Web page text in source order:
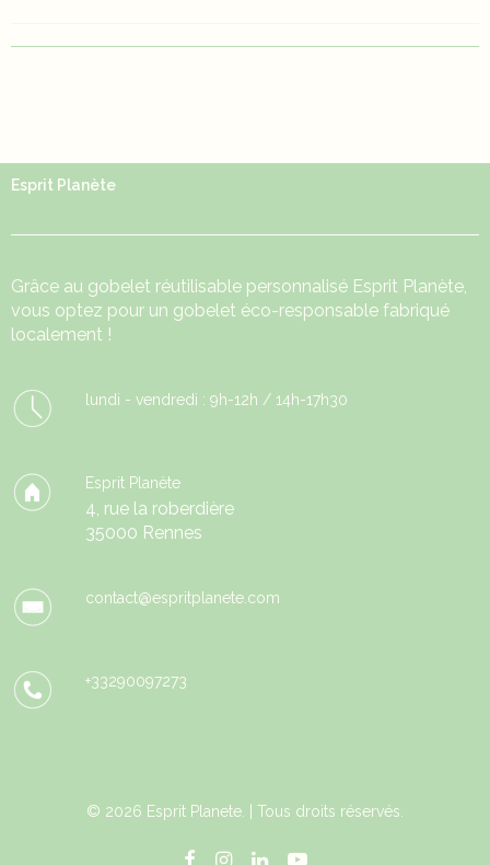
Esprit Planète
Grâce au gobelet réutilisable personnalisé Esprit Planète,
vous optez pour un gobelet éco-responsable fabriqué
localement !
lundi - vendredi : 9h-12h / 14h-17h30
Esprit Planète
4, rue la roberdière
35000 Rennes
contact@espritplanete.com
+33290097273
© 2026 Esprit Planete. | Tous droits réservés.